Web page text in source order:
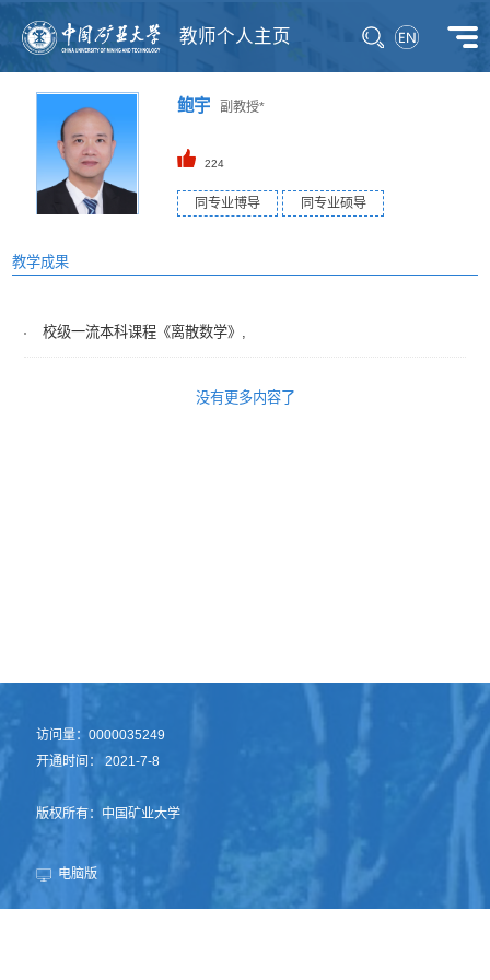
教师个人主页
鲍宇副教授*
224
同专业博导 同专业硕导
教学成果
校级一流本科课程《离散数学》,
没有更多内容了
访问量：0000035249
开通时间：2021-7-8
版权所有：中国矿业大学
电脑版